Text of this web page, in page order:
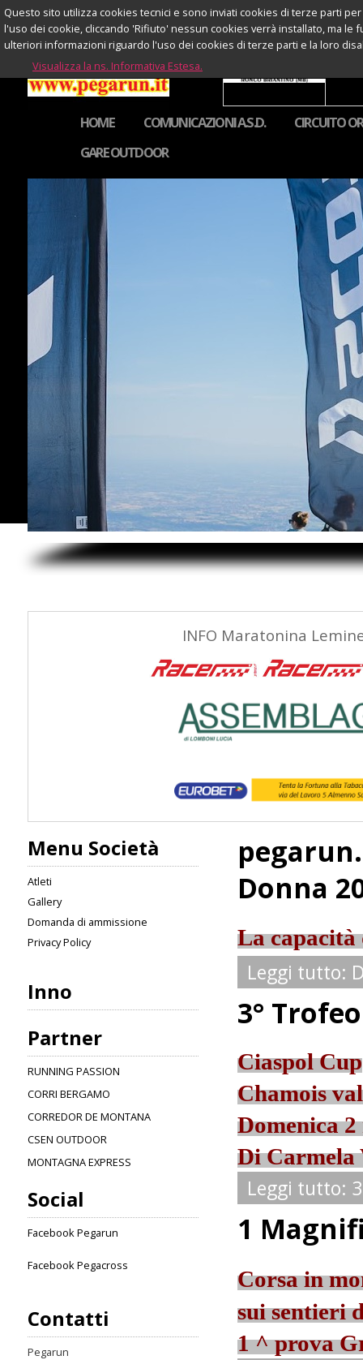
HOME COMUNICAZIONI A.S.D.
CIRCUITO
GARE OUTDOOR
INFO Maratonina
Menu Società
Atleti
Gallery
Domanda di ammissione
Privacy Policy
Inno
Partner
RUNNING PASSION
CORRI BERGAMO
CORREDOR DE MONTANA
CSEN OUTDOOR
MONTAGNA EXPRESS
Social
Facebook Pegarun
Facebook Pegacross
Contatti
Pegarun
Donna
La capacità
Leggi tutto:
3°
Ciaspol Cup
Chamois
Domenica
Di Carmela
Leggi tutto:
1
Corsa in
sui sentieri
1 ^ prova
Questo sito utilizza cookies tecnici e sono inviati cookies di terze parti
l'uso dei cookie, cliccando 'Rifiuto' nessun cookies verrà installato, ma
ulteriori informazioni riguardo l'uso dei cookies di terze parti e la loro
Visualizza la ns. Informativa Estesa.